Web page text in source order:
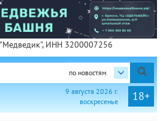
ИНН 3200007256
по новостям
18+
9 августа 2026 г.
воскресенье